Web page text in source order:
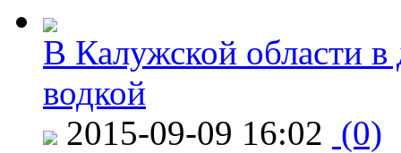
В Калужской области в
водкой
2015-09-09 16:02 (0)